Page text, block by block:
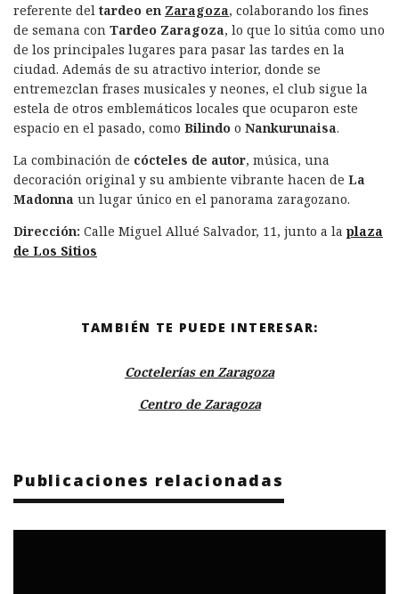
referente del tardeo en Zaragoza, colaborando los fines
de semana con Tardeo Zaragoza, lo que lo sitúa como uno
de los principales lugares para pasar las tardes en la
ciudad. Además de su atractivo interior, donde se
entremezclan frases musicales y neones, el club sigue la
estela de otros emblemáticos locales que ocuparon este
espacio en el pasado, como Bilindo o Nankurunaisa.
La combinación de cócteles de autor, música, una
decoración original y su ambiente vibrante hacen de La
Madonna un lugar único en el panorama zaragozano.
Dirección: Calle Miguel Allué Salvador, 11, junto a la plaza
de Los Sitios
TAMBIÉN TE PUEDE INTERESAR:
Coctelerías en Zaragoza
Centro de Zaragoza
Publicaciones relacionadas